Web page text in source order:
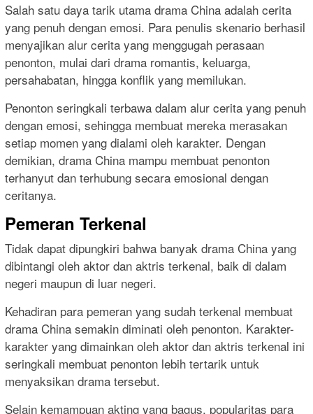
Salah satu daya tarik utama drama China adalah cerita
yang penuh dengan emosi. Para penulis skenario berhasil
menyajikan alur cerita yang menggugah perasaan
penonton, mulai dari drama romantis, keluarga,
persahabatan, hingga konflik yang memilukan.
Penonton seringkali terbawa dalam alur cerita yang penuh
dengan emosi, sehingga membuat mereka merasakan
setiap momen yang dialami oleh karakter. Dengan
demikian, drama China mampu membuat penonton
terhanyut dan terhubung secara emosional dengan
ceritanya.
Pemeran Terkenal
Tidak dapat dipungkiri bahwa banyak drama China yang
dibintangi oleh aktor dan aktris terkenal, baik di dalam
negeri maupun di luar negeri.
Kehadiran para pemeran yang sudah terkenal membuat
drama China semakin diminati oleh penonton. Karakter-
karakter yang dimainkan oleh aktor dan aktris terkenal ini
seringkali membuat penonton lebih tertarik untuk
menyaksikan drama tersebut.
Selain kemampuan akting yang bagus, popularitas para